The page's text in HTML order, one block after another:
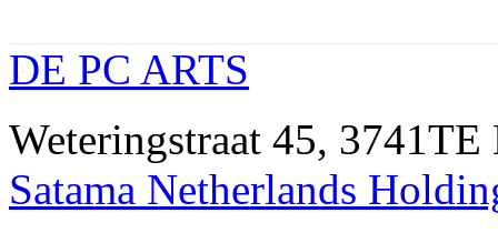
DE PC ARTS
Weteringstraat 45,
Satama Netherlands